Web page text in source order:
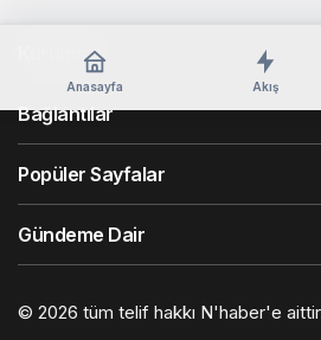
Anasayfa Akış
Kurumsal
Bağlantılar
Popüler Sayfalar
Gündeme Dair
© 2026 tüm telif hakkı N'haber'e